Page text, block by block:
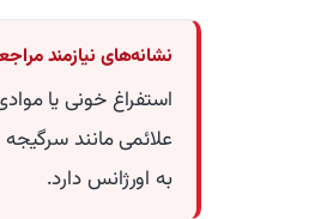
نشانه‌های نیازمند
استفراغ خونی یا
علائمی مانند
به اورژانس دارد.